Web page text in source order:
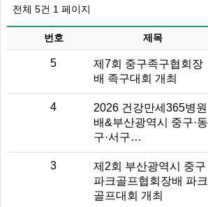
전체 5건 1 페이지
번호 제목
5
제7회 중구족구협회장
배 족구대회 개최
4
2026 건강만세365병원
배&부산광역시 중구·동
구·서구…
3
제2회 부산광역시 중구
파크골프협회장배 파크
골프대회 개최